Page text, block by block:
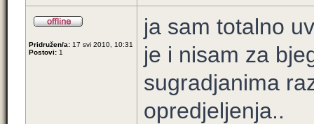
Pridružen/a: 17 svi 2010, 10:31
Postovi: 1
ja sam totalno
je i nisam za
sugradjanima
opredjeljenja..